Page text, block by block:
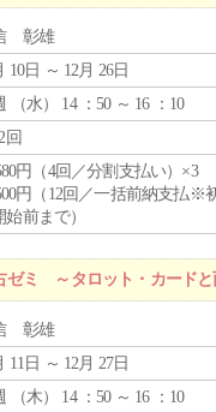
彰雄
10日 ～ 12月 26日
（水） 14 ：50 ～ 16 ：10
回
円（4回／分割支払い）×3
円（12回／一括前納支払※
始前まで）
ゼミ ～タロット・カード
彰雄
11日 ～ 12月 27日
（木） 14 ：50 ～ 16 ：10